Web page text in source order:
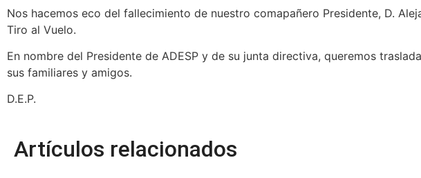
Nos hacemos eco del fallecimiento de nuestro comapañero Presidente, D.
Tiro al Vuelo.
En nombre del Presidente de ADESP y de su junta directiva, queremos
sus familiares y amigos.
D.E.P.
Artículos relacionados